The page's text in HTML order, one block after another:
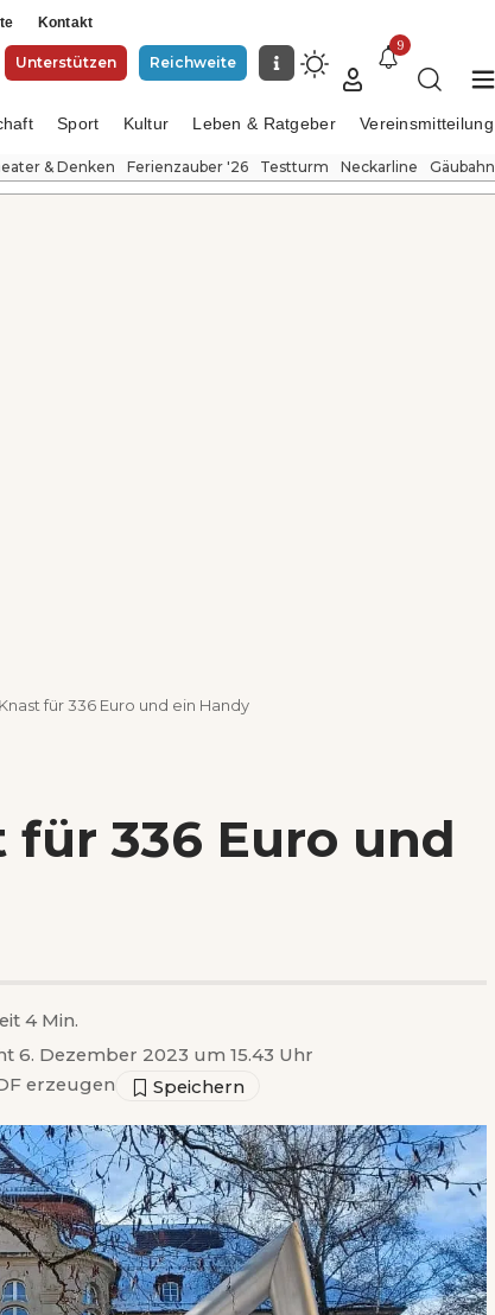
Kontakt
Unterstützen Reichweite
9
Sport Kultur Leben & Ratgeber Vereinsmitteilung
& Denken Ferienzauber '26 Testturm Neckarline Gäubahn
für 336 Euro und ein Handy
für 336 Euro und
6. Dezember 2023 um 15.43 Uhr
erzeugen
4 Min.